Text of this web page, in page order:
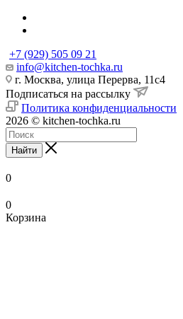
+7 (929) 505 09 21
info@kitchen-tochka.ru
г. Москва, улица Перерва, 11с4
Подписаться на рассылку
Политика конфиденциальности
2026 © kitchen-tochka.ru
Найти
0
0
Корзина